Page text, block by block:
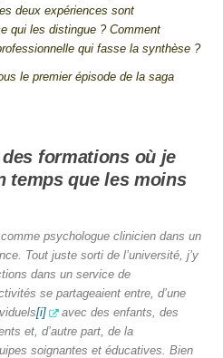
deux expériences sont
qui les distingue ? Comment
qui fasse la synthèse ?
le premier épisode de la saga
formations où je
temps que les moins
psychologue clinicien dans un
Tout juste sorti de l’université, j’y
dans un service de
se partageaient entre, d’une
[i]
avec des enfants, des
et, d’autre part, de la
soignantes et éducatives. Bien